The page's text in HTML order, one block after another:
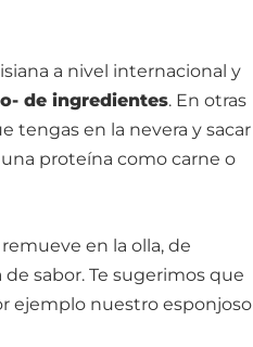
a nivel internacional y
de ingredientes. En otras
tengas en la nevera y sacar
proteína como carne o
en la olla, de
sabor. Te sugerimos que
ejemplo nuestro esponjoso